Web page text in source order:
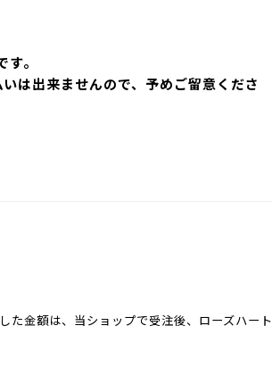
す。
は出来ませんので、予めご留意くださ
た金額は、当ショップで受注後、ローズハート